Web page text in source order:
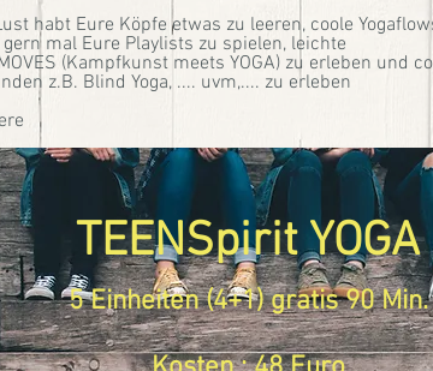
habt Eure Köpfe etwas zu leeren, coole
mal Eure Playlists zu spielen, leichte
(Kampfkunst meets YOGA) zu erleben und
z.B. Blind Yoga, .... uvm,.... zu erleben
TEENSpirit YOGA
5 Einheiten (4+1) gratis 90 Min.